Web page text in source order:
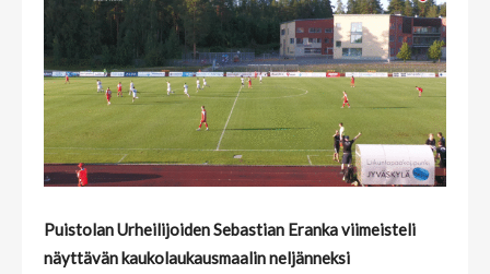
Puistolan Urheilijoiden Sebastian Eranka viimeisteli
näyttävän kaukolaukausmaalin neljänneksi